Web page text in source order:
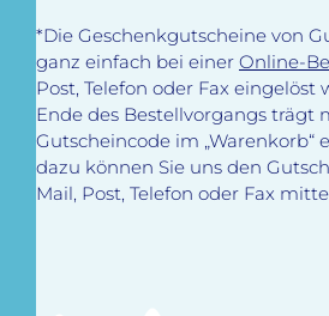
*Die Geschenkgutscheine von
ganz einfach bei einer Online-
Post, Telefon oder Fax eingelöst
Ende des Bestellvorgangs trägt
Gutscheincode im „Warenkorb“
dazu können Sie uns den
Mail, Post, Telefon oder Fax